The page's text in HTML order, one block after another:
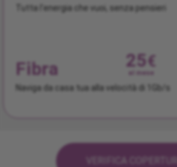
Tutta l'energia che vuoi, senza pensieri
Fibra 25€
al mese
Naviga da casa tua alla velocità di 1Gb/s